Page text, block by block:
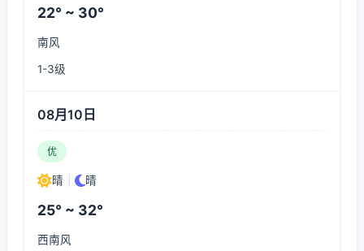
22° ~ 30°
南风
1-3级
08月10日
优
晴 晴
25° ~ 32°
西南风